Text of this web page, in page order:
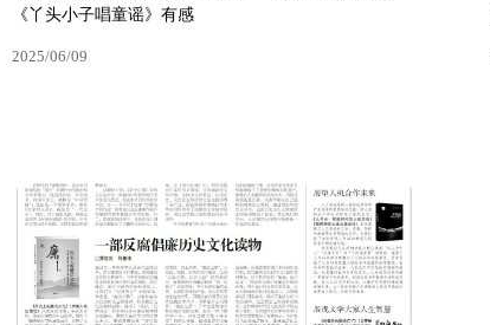
《丫头小子唱童谣》有感
2025/06/09
中国文化报丨​创新是最好的继承——读王宜振童谣集
《丫头小子唱童谣》有感
2025/06/09